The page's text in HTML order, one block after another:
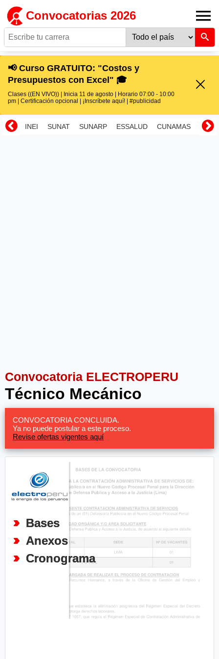
Convocatorias 2026
📢 Curso GRATUITO: "Costos y
Presupuestos con Excel" 🎓
Clases ((EN VIVO)) | Inicia 11 de agosto | Horario 07:00 - 10:00
pm | Certificación opcional | ¡Inscríbete aquí! | #publicidad
INEI SUNAT SUNARP ESSALUD CUNAMAS
Convocatoria ELECTROPERU
Técnico Mecánico
CONVOCATORIA CONCLUIDA.
Ya no puede postular a este proceso.
Revise ofertas vigentes aquí
Bases
Anexos
Cronograma